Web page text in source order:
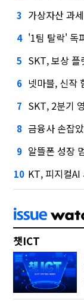
3 가상자산 과
4 '1팀 탈락' 독
5 SKT, 보상
6 넷마블, 신작
7 SKT, 2분기
8 금융사 손잡
9 알뜰폰 성장
10 KT, 피지컬
챗ICT